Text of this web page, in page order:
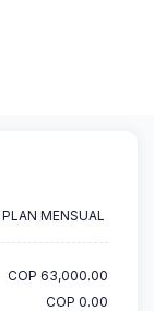
MENSUAL
COP 63,000.00
COP 0.00